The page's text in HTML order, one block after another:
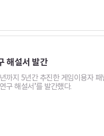
해설서 발간
지 5년간 추진한 게임이용자 패
구 해설서’를 발간했다.